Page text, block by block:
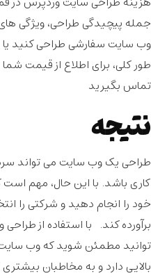
جمله پیچیدگی طراحی، ویژگی
وب سایت سفارشی طراحی کنید یا
طور کلی، برای اطلاع از قیمت شما
تماس بگیرید
نتیجه
طراحی یک وب سایت می تواند
کاری باشد. با این حال، مهم است
خود را انجام دهید و شرکتی را
برآورده کند. با استفاده از
توانید مطمئن شوید که وب
بالایی دارد و به مخاطبان